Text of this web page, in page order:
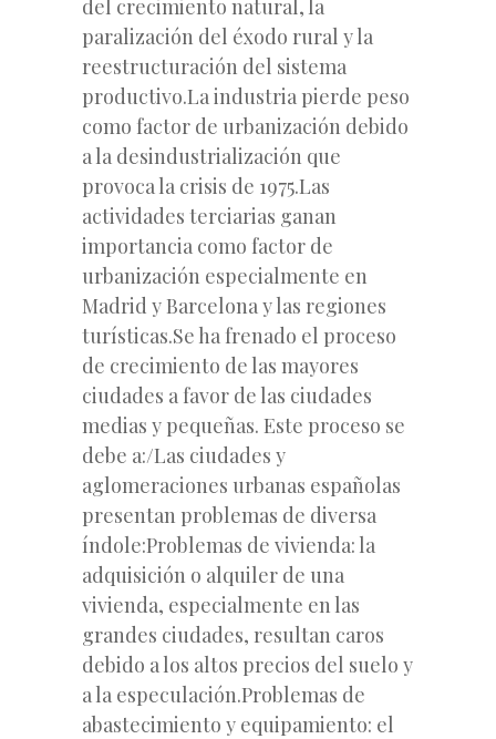
del crecimiento natural, la
paralización del éxodo rural y la
reestructuración del sistema
productivo.La industria pierde peso
como factor de urbanización debido
a la desindustrialización que
provoca la crisis de 1975.Las
actividades terciarias ganan
importancia como factor de
urbanización especialmente en
Madrid y Barcelona y las regiones
turísticas.Se ha frenado el proceso
de crecimiento de las mayores
ciudades a favor de las ciudades
medias y pequeñas. Este proceso se
debe a:/Las ciudades y
aglomeraciones urbanas españolas
presentan problemas de diversa
índole:Problemas de vivienda: la
adquisición o alquiler de una
vivienda, especialmente en las
grandes ciudades, resultan caros
debido a los altos precios del suelo y
a la especulación.Problemas de
abastecimiento y equipamiento: el